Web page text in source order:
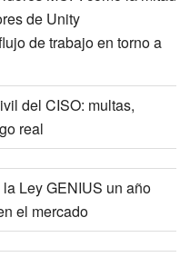
de Unity
de trabajo en torno a
del CISO: multas,
real
Ley GENIUS un año
el mercado